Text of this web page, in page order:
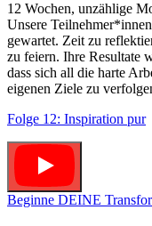
12 Wochen, unzählige
Unsere
gewartet. Zeit zu
zu feiern. Ihre Resultate
dass sich all die harte
eigenen Ziele zu
Folge 12: Inspiration pur
Beginne DEINE